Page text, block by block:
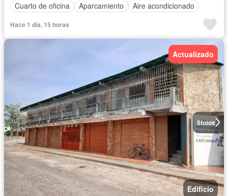
Cuarto de oficina
Aparcamiento Aire acondicionado
Hace 1 día, 15 horas
5fotos
Actualizado
Edificio